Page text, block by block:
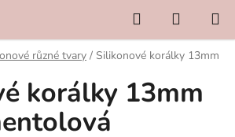
Hledat
KOŠÍK
různé tvary / Silikonové korálky 13mm
korálky 13mm